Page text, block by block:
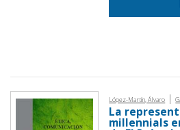
López-Martín, Álvaro |
La
millennials